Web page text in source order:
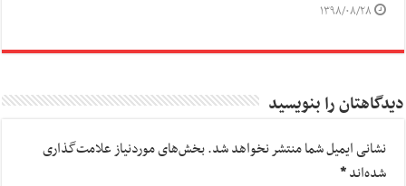
۱۳۹۸/۰۸/۲۸
دیدگاهتان را بنویسید
نشانی ایمیل شما منتشر نخواهد شد.بخش‌های موردنیاز علامت‌گذاری
شده‌اند*